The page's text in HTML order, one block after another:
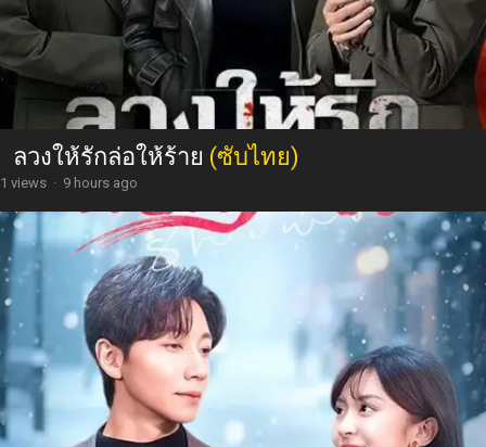
ลวงให้รักล่อให้ร้าย (ซับไทย)
1 views · 9 hours ago